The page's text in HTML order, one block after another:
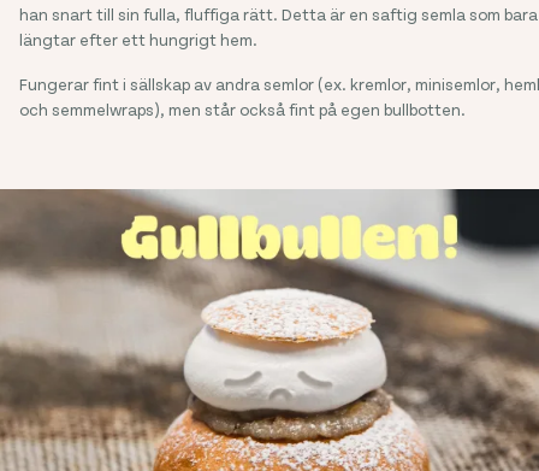
han snart till sin fulla, fluffiga rätt. Detta är en saftig semla som bara
längtar efter ett hungrigt hem.
Fungerar fint i sällskap av andra semlor (ex. kremlor, minisemlor,
och semmelwraps), men står också fint på egen bullbotten.